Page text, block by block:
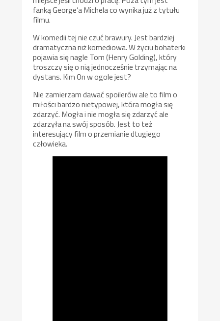
fanką George’a Michela co wynika już z tytułu
filmu.
W komedii tej nie czuć brawury. Jest bardziej
dramatyczna niż komediowa. W życiu bohaterki
pojawia się nagle Tom (Henry Golding), który
troszczy się o nią jednocześnie trzymając na
dystans. Kim On w ogole jest?
Nie zamierzam dawać spoilerów ale to film o
miłości bardzo nietypowej, która mogła się
zdarzyć. Mogła i nie mogła się zdarzyć ale
zdarzyła na swój sposób. Jest to też
interesujący film o przemianie dtugiego
człowieka.